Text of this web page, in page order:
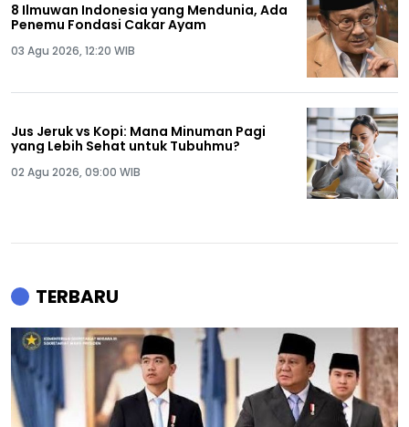
8 Ilmuwan Indonesia yang Mendunia, Ada
Penemu Fondasi Cakar Ayam
03 Agu 2026, 12:20 WIB
Jus Jeruk vs Kopi: Mana Minuman Pagi
yang Lebih Sehat untuk Tubuhmu?
02 Agu 2026, 09:00 WIB
TERBARU